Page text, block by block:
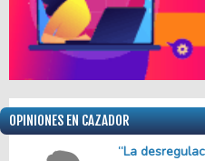
OPINIONES EN CAZADOR
Menos